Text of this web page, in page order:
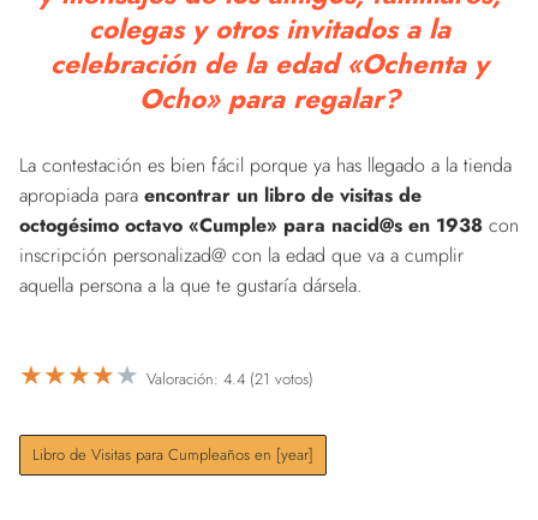
colegas y otros invitados a la
celebración de la edad «Ochenta y
Ocho» para regalar?
La contestación es bien fácil porque ya has llegado a la tienda
apropiada para encontrar un libro de visitas de
octogésimo octavo «Cumple» para nacid@s en 1938 con
inscripción personalizad@ con la edad que va a cumplir
aquella persona a la que te gustaría dársela.
★★★★★ Valoración: 4.4 (21 votos)
Libro de Visitas para Cumpleaños en [year]